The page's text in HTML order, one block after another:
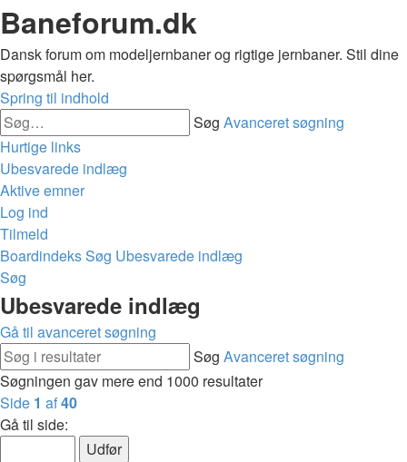
Baneforum.dk
Dansk forum om modeljernbaner og rigtige jernbaner. Stil dine
spørgsmål her.
Spring til indhold
Søg Avanceret søgning
Hurtige links
Ubesvarede indlæg
Aktive emner
Log ind
Tilmeld
BoardindeksSøg Ubesvarede indlæg
Søg
Ubesvarede indlæg
Gå til avanceret søgning
Søg Avanceret søgning
Søgningen gav mere end 1000 resultater
Side 1 af40
Gå til side: